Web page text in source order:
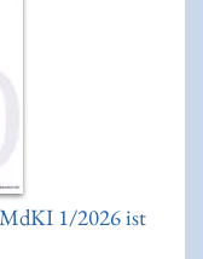
1/2026 ist